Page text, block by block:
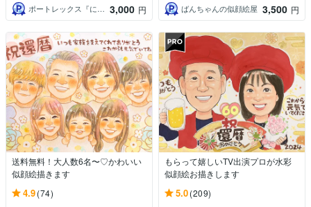
ポートレックス『にがおえやさん』 3,000 円 ばんちゃんの似顔絵屋 3,500 円
送料無料！大人数6名〜♡かわいい
似顔絵描きます
4.9(74)
もらって嬉しいTV出演プロが水彩
似顔絵お描きします
5.0(209)